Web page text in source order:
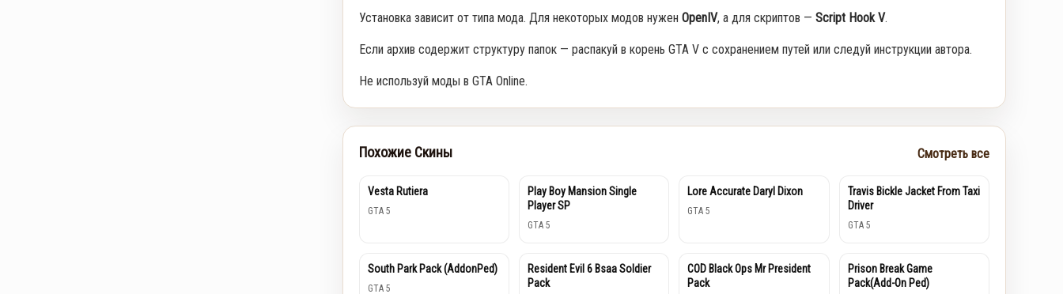
Установка зависит от типа мода. Для некоторых модов нужен OpenIV, а для скриптов — Script Hook V.
Если архив содержит структуру папок — распакуй в корень GTA V с сохранением путей или следуй инструкции автора.
Не используй моды в GTA Online.
Похожие Скины Смотреть все
Vesta Rutiera
GTA 5
Play Boy Mansion Single
Player SP
GTA 5
Lore Accurate Daryl Dixon
GTA 5
Travis Bickle Jacket From Taxi
Driver
GTA 5
South Park Pack (AddonPed)
GTA 5
Resident Evil 6 Bsaa Soldier
Pack
COD Black Ops Mr President
Pack
Prison Break Game
Pack(Add-On Ped)